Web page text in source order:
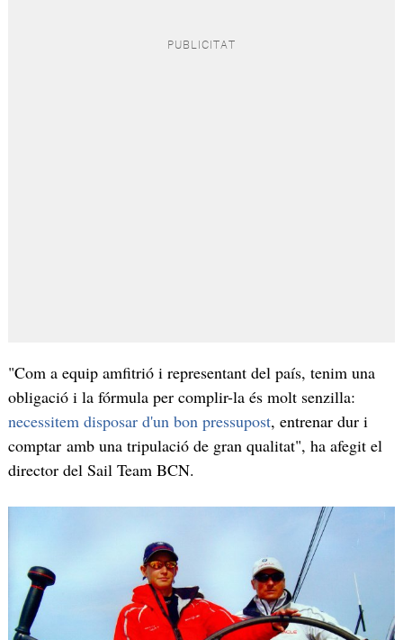
"Com a equip amfitrió i representant del país, tenim una
obligació i la fórmula per complir-la és molt senzilla:
necessitem disposar d'un bon pressupost, entrenar dur i
comptar amb una tripulació de gran qualitat", ha afegit el
director del Sail Team BCN.